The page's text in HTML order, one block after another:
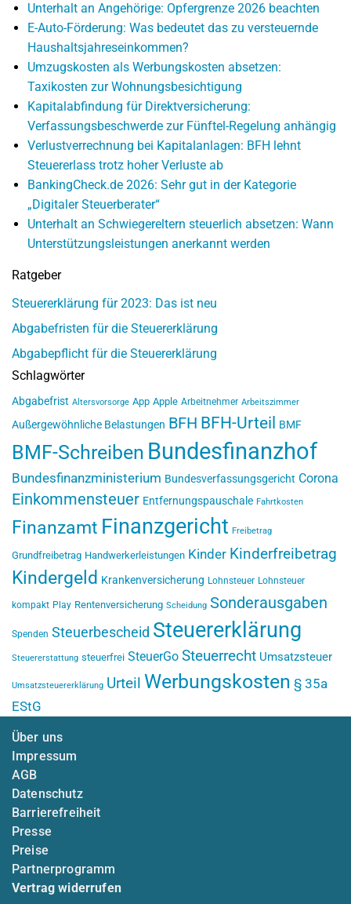
Unterhalt an Angehörige: Opfergrenze 2026 beachten
E-Auto-Förderung: Was bedeutet das zu versteuernde
Haushaltsjahreseinkommen?
Umzugskosten als Werbungskosten absetzen:
Taxikosten zur Wohnungsbesichtigung
Kapitalabfindung für Direktversicherung:
Verfassungsbeschwerde zur Fünftel-Regelung anhängig
Verlustverrechnung bei Kapitalanlagen: BFH lehnt
Steuererlass trotz hoher Verluste ab
BankingCheck.de 2026: Sehr gut in der Kategorie
„Digitaler Steuerberater“
Unterhalt an Schwiegereltern steuerlich absetzen: Wann
Unterstützungsleistungen anerkannt werden
Ratgeber
Steuererklärung für 2023: Das ist neu
Abgabefristen für die Steuererklärung
Abgabepflicht für die Steuererklärung
Schlagwörter
Abgabefrist Altersvorsorge App Apple Arbeitnehmer Arbeitszimmer
Außergewöhnliche Belastungen BFH BFH-Urteil BMF
BMF-Schreiben Bundesfinanzhof
Bundesfinanzministerium Bundesverfassungsgericht Corona
Einkommensteuer Entfernungspauschale Fahrtkosten
Finanzamt Finanzgericht Freibetrag
Grundfreibetrag Handwerkerleistungen Kinder Kinderfreibetrag
Kindergeld Krankenversicherung Lohnsteuer Lohnsteuer
kompakt Play Rentenversicherung Scheidung Sonderausgaben
Spenden Steuerbescheid Steuererklärung
Steuererstattung steuerfrei SteuerGo Steuerrecht Umsatzsteuer
Umsatzsteuererklärung Urteil Werbungskosten § 35a
EStG
Über uns
Impressum
AGB
Datenschutz
Barrierefreiheit
Presse
Preise
Partnerprogramm
Vertrag widerrufen